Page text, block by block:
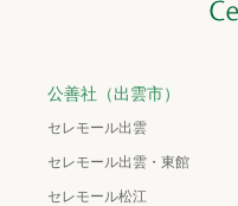
公善社（出雲市）
セレモール出雲
セレモール出雲・東館
セレモール松江